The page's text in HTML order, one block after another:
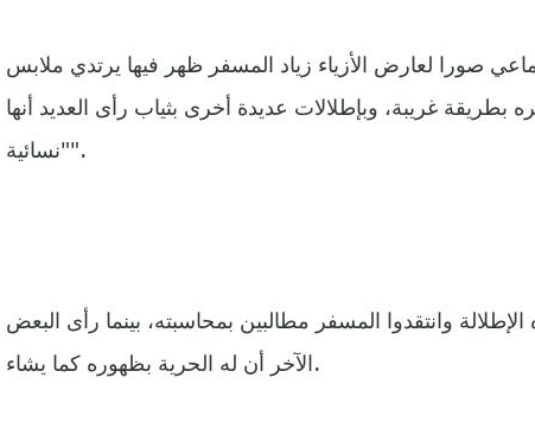
صورا لعارض الأزياء زياد المسفر ظهر فيها يرتدي ملابس
بطريقة غريبة، وبإطلالات عديدة أخرى بثياب رأى العديد أنها
"نسائية".
وانتقدوا المسفر مطالبين بمحاسبته، بينما رأى البعض
الآخر أن له الحرية بظهوره كما يشاء.